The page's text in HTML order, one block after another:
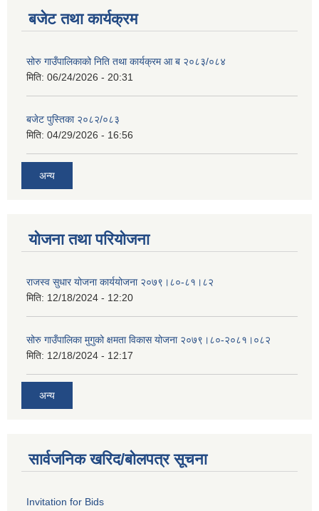
बजेट तथा कार्यक्रम
सोरु गाउँपालिकाको निति तथा कार्यक्रम आ ब २०८३/०८४
मिति: 06/24/2026 - 20:31
बजेट पुस्तिका २०८२/०८३
मिति: 04/29/2026 - 16:56
अन्य
योजना तथा परियोजना
राजस्व सुधार योजना कार्ययोजना २०७९।८०-८१।८२
मिति: 12/18/2024 - 12:20
सोरु गाउँपालिका मुगुको क्षमता विकास योजना २०७९।८०-२०८१।०८२
मिति: 12/18/2024 - 12:17
अन्य
सार्वजनिक खरिद/बोलपत्र सूचना
Invitation for Bids